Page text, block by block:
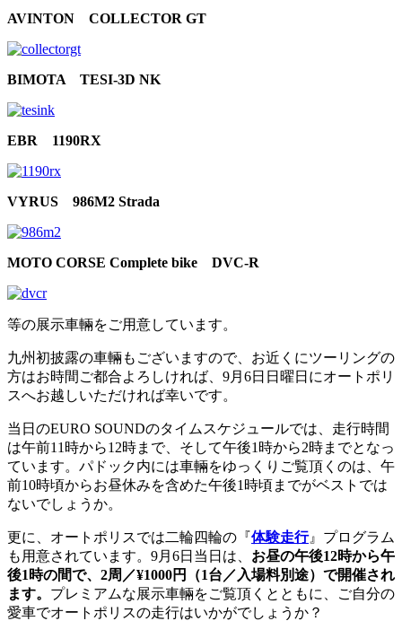
AVINTON COLLECTOR GT
BIMOTA TESI-3D NK
EBR 1190RX
VYRUS 986M2 Strada
MOTO CORSE Complete bike DVC-R
等の展示車輛をご用意しています。
九州初披露の車輛もございますので、お近くにツーリングの
方はお時間ご都合よろしければ、9月6日日曜日にオートポリ
スへお越しいただければ幸いです。
当日のEURO SOUNDのタイムスケジュールでは、走行時間
は午前11時から12時まで、そして午後1時から2時までとなっ
ています。パドック内には車輛をゆっくりご覧頂くのは、午
前10時頃からお昼休みを含めた午後1時頃までがベストでは
ないでしょうか。
更に、オートポリスでは二輪四輪の『体験走行』プログラム
も用意されています。9月6日当日は、 お昼の午後12時から午
後1時の間で、2周／¥1000円（1台／入場料別途）で開催され
ます。 プレミアムな展示車輛をご覧頂くとともに、ご自分の
愛車でオートポリスの走行はいかがでしょうか？